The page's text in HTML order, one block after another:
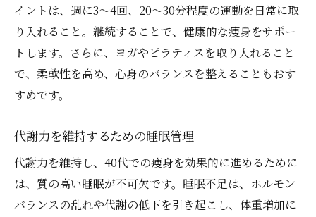
イントは、週に3～4回、20～30分程度の運動を日常に取
り入れること。継続することで、健康的な痩身をサポー
トします。さらに、ヨガやピラティスを取り入れること
で、柔軟性を高め、心身のバランスを整えることもおす
すめです。
代謝力を維持するための睡眠管理
代謝力を維持し、40代での痩身を効果的に進めるために
は、質の高い睡眠が不可欠です。睡眠不足は、ホルモン
バランスの乱れや代謝の低下を引き起こし、体重増加に